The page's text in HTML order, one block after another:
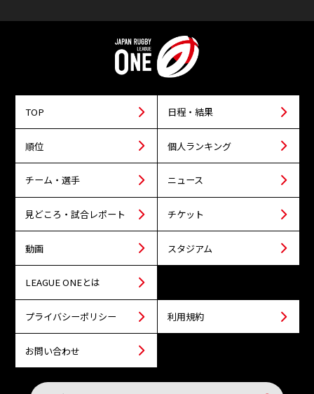
TOP 日程・結果
順位 個人ランキング
チーム・選手 ニュース
見どころ・試合レポート チケット
動画 スタジアム
LEAGUE ONEとは
プライバシーポリシー 利用規約
お問い合わせ